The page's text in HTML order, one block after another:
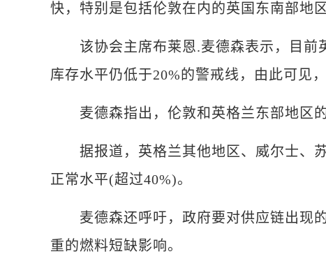
快，特别是包括伦敦在内的英国东南部地
该协会主席布莱恩.麦德森表示，目前
库存水平仍低于20%的警戒线，由此可见
麦德森指出，伦敦和英格兰东部地区的
据报道，英格兰其他地区、威尔士、苏
正常水平(超过40%)。
麦德森还呼吁，政府要对供应链出现的
重的燃料短缺影响。